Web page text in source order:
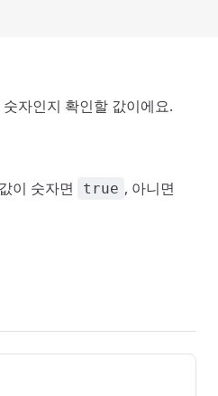
숫자인지 확인할 값이에요.
이 숫자면 true , 아니면